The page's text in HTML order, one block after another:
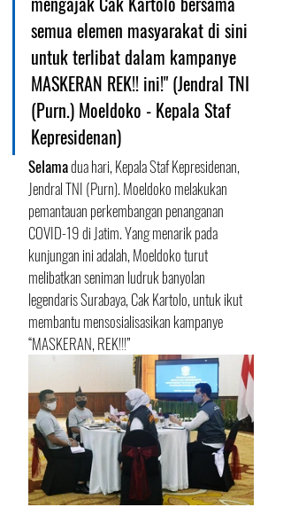
semua elemen masyarakat di sini
untuk terlibat dalam kampanye
MASKERAN REK!! ini!" (Jendral TNI
(Purn.) Moeldoko - Kepala Staf
Kepresidenan)
Selama dua hari, Kepala Staf Kepresidenan,
Jendral TNI (Purn). Moeldoko melakukan
pemantauan perkembangan penanganan
COVID-19 di Jatim. Yang menarik pada
kunjungan ini adalah, Moeldoko turut
melibatkan seniman ludruk banyolan
legendaris Surabaya, Cak Kartolo, untuk ikut
membantu mensosialisasikan kampanye
“MASKERAN, REK!!!”